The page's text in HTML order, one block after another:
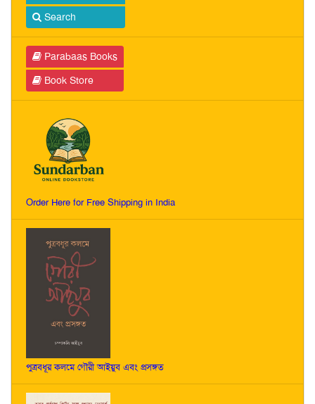
Search
Parabaas Books
Book Store
Order Here for Free Shipping in India
পুত্রবধূর কলমে গৌরী আইয়ুব এবং প্রসঙ্গত